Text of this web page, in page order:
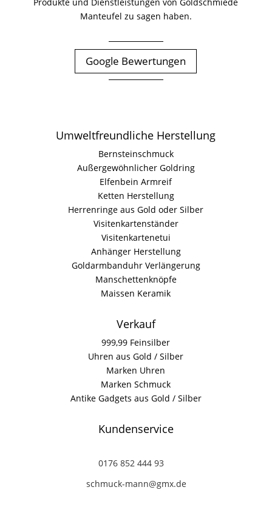
Manteufel zu sagen haben.
Google Bewertungen
Umweltfreundliche Herstellung
Bernsteinschmuck
Außergewöhnlicher Goldring
Elfenbein Armreif
Ketten Herstellung
Herrenringe aus Gold oder Silber
Visitenkartenständer
Visitenkartenetui
Anhänger Herstellung
Goldarmbanduhr Verlängerung
Manschettenknöpfe
Maissen Keramik
Verkauf
999,99 Feinsilber
Uhren aus Gold / Silber
Marken Uhren
Marken Schmuck
Antike Gadgets aus Gold / Silber
Kundenservice
0176 852 444 93
schmuck-mann@gmx.de